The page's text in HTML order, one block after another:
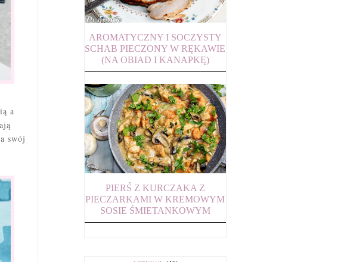
a
swój
AROMATYCZNY I SOCZYSTY
SCHAB PIECZONY W RĘKAWIE
(NA OBIAD I KANAPKĘ)
PIERŚ Z KURCZAKA Z
PIECZARKAMI W KREMOWYM
SOSIE ŚMIETANKOWYM